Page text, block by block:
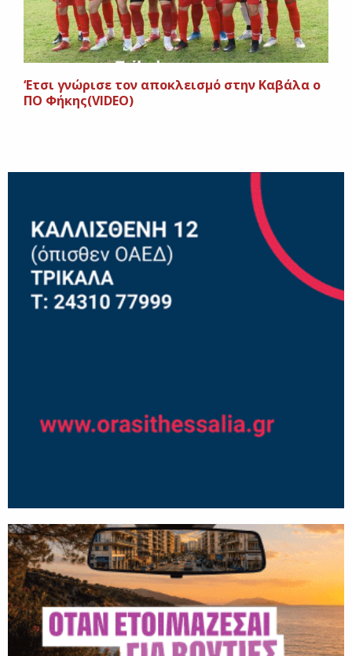
‘Eτσι γνώρισε τον αποκλεισμό στην Καβάλα ο
ΠΟ Φήκης(VIDEO)